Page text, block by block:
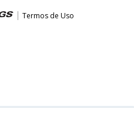
Termos de Uso